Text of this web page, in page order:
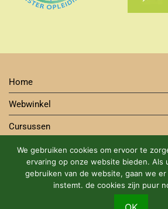
DUURZAME BIOLOGISCHE
Home
Webwinkel
Cursussen
Contact
Bestelwijze
Algemene Voorwaarden Cursus en
We gebruiken cookies om ervoor te
ervaring op onze website bieden. Als
gebruiken van de website, gaan we
instemt. de cookies zijn puur